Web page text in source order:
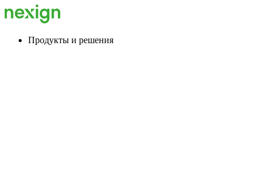
Продукты и решения